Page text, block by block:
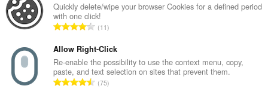
Quickly delete/wipe your browser Cookies for a defined period
with one click!
총
급
수
:
11
Allow Right-Click
Re-enable the possibility to use the context menu, copy,
paste, and text selection on sites that prevent them.
총75